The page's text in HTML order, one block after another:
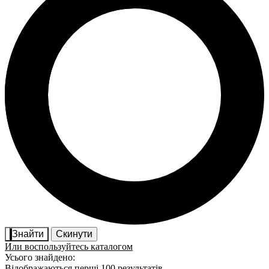
Знайти
Скинути
Или воспользуйтесь каталогом
Усього знайдено: